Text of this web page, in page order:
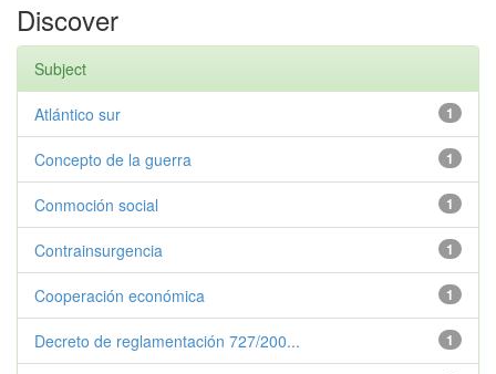
Discover
Subject
1
Atlántico sur
1
Concepto de la guerra
1
Conmoción social
1
Contrainsurgencia
1
Cooperación económica
1
Decreto de reglamentación 727/200...